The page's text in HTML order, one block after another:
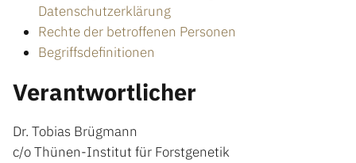
Datenschutzerklärung
Rechte der betroffenen Personen
Begriffsdefinitionen
Verantwortlicher
Dr. Tobias Brügmann
c/o Thünen-Institut für Forstgenetik